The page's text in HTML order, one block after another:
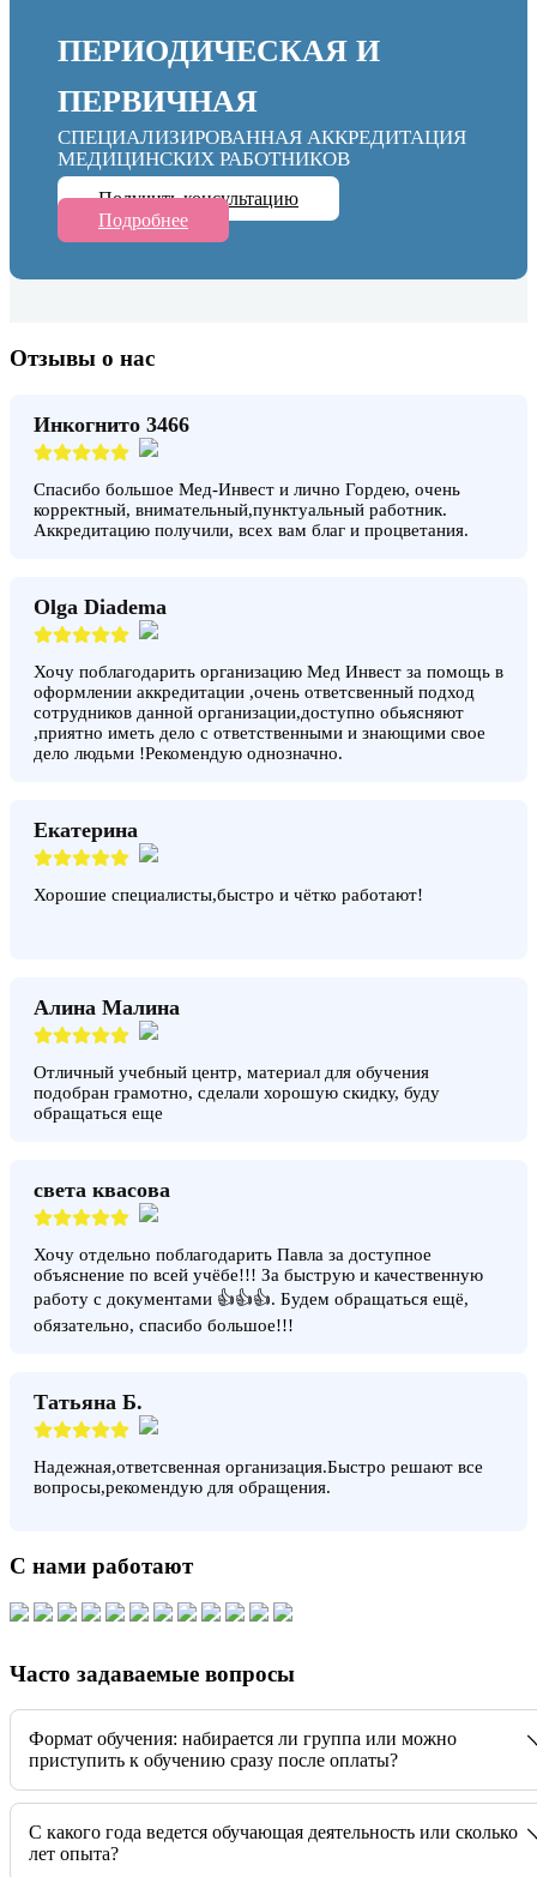
ПЕРИОДИЧЕСКАЯ И
ПЕРВИЧНАЯ
СПЕЦИАЛИЗИРОВАННАЯ АККРЕДИТАЦИЯ
МЕДИЦИНСКИХ РАБОТНИКОВ
Получить консультацию
Подробнее
Отзывы о нас
Инкогнито 3466
Спасибо большое Мед-Инвест и лично Гордею, очень
корректный, внимательный,пунктуальный работник.
Аккредитацию получили, всех вам благ и процветания.
Olga Diadema
Хочу поблагодарить организацию Мед Инвест за помощь в
оформлении аккредитации ,очень ответсвенный подход
сотрудников данной организации,доступно обьясняют
,приятно иметь дело с ответственными и знающими свое
дело людьми !Рекомендую однозначно.
Екатерина
Хорошие специалисты,быстро и чётко работают!
Алина Малина
Отличный учебный центр, материал для обучения
подобран грамотно, сделали хорошую скидку, буду
обращаться еще
света квасова
Хочу отдельно поблагодарить Павла за доступное
объяснение по всей учёбе!!! За быструю и качественную
работу с документами 👍👍👍. Будем обращаться ещё,
обязательно, спасибо большое!!!
Татьяна Б.
Надежная,ответсвенная организация.Быстро решают все
вопросы,рекомендую для обращения.
С нами работают
Часто задаваемые вопросы
Формат обучения: набирается ли группа или можно
приступить к обучению сразу после оплаты?
C какого года ведется обучающая деятельность или сколько
лет опыта?